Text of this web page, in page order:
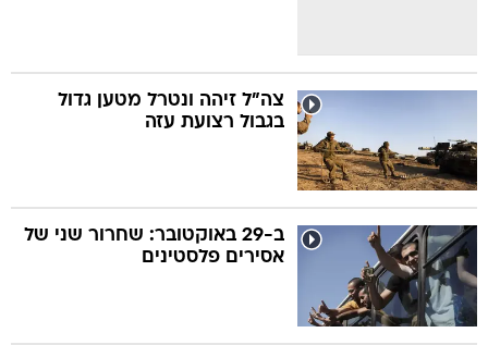
צה"ל זיהה ונטרל מטען גדול
בגבול רצועת עזה
ב-29 באוקטובר: שחרור שני של
אסירים פלסטינים